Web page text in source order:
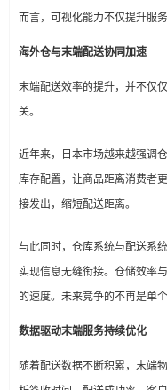
而言，可视化能力不仅提升服
海外仓与末端配送协同加速
末端配送效率的提升，并不仅
关。
近年来，日本市场越来越强调
库存配置，让商品距离消费者
接发出，缩短配送距离。
与此同时，仓库系统与配送系
实现信息无缝衔接。仓储效率
的速度。未来竞争的不再是单
数据驱动末端服务持续优化
随着配送数据不断积累，末端